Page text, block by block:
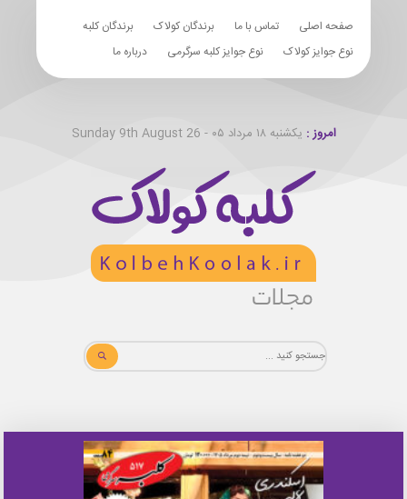
صفحه اصلی تماس با ما برندگان کولاک
برندگان کلبه
نوع جوایز کولاک
نوع جوایز کلبه سرگرمی درباره ما
امروز : یکشنبه ۱۸ مرداد ۰۵ - Sunday 9th August 26